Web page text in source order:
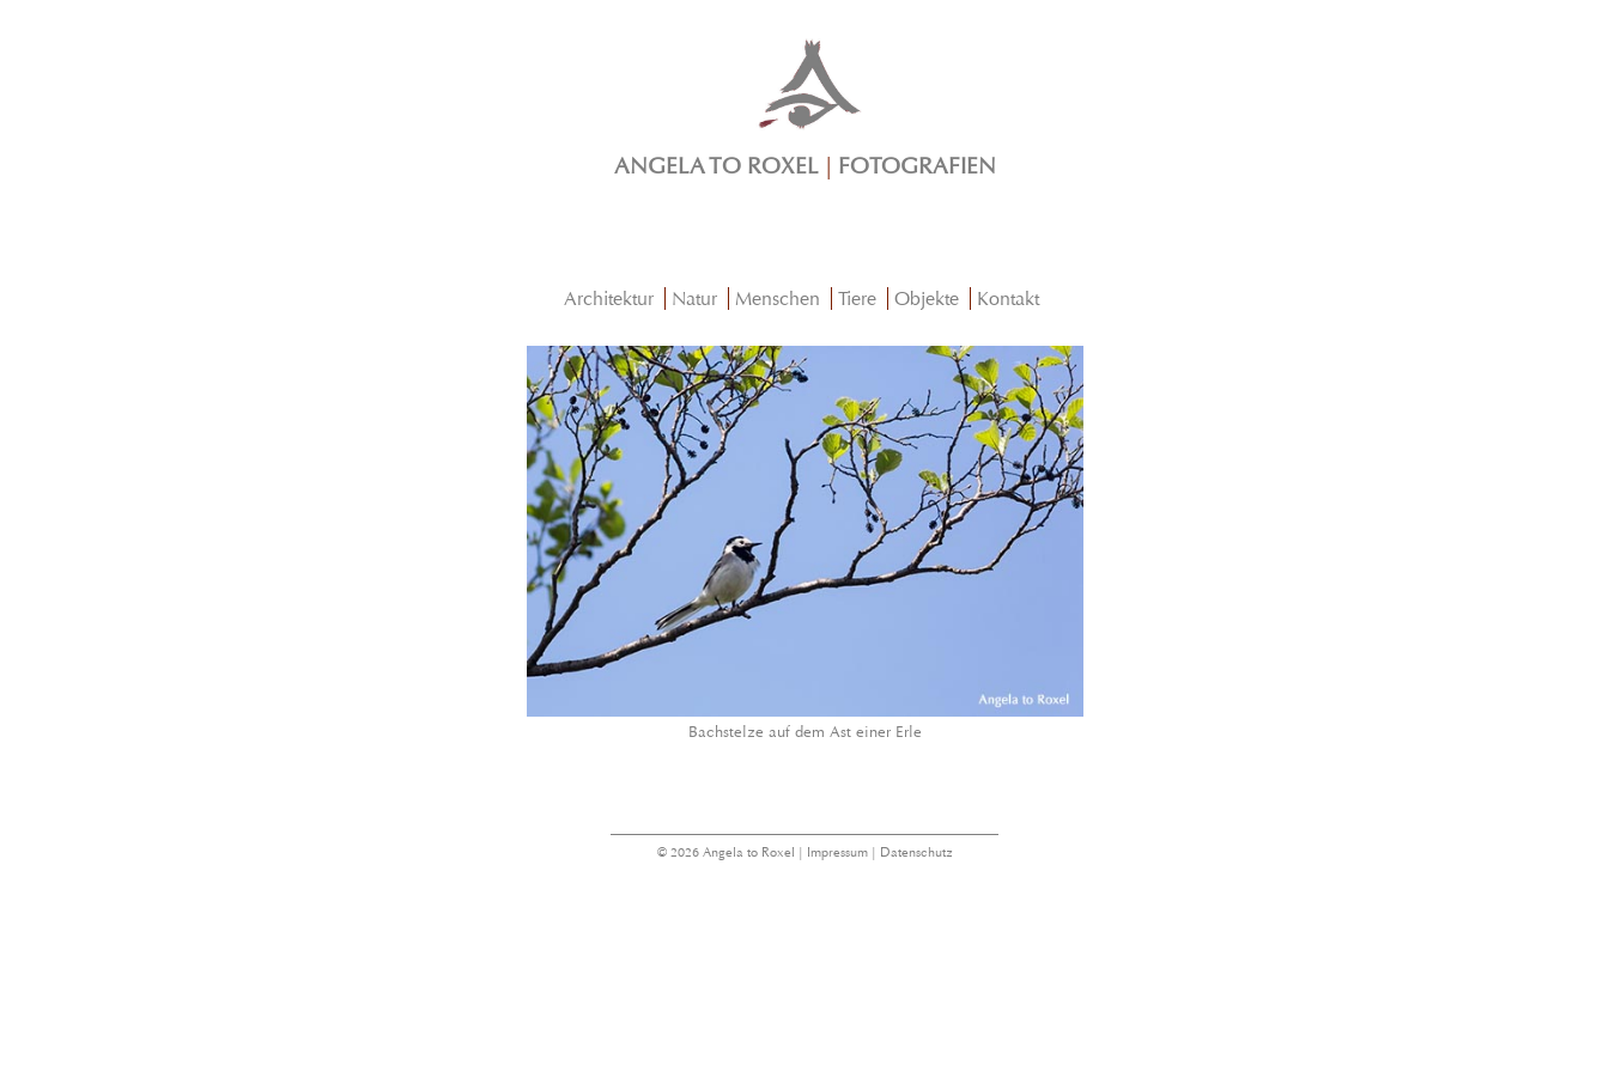
ANGELA TO ROXEL FOTOGRAFIEN
Architektur Natur Menschen Tiere Objekte Kontakt
Bachstelze auf dem Ast einer Erle
© 2026 Angela to Roxel | Impressum| Datenschutz